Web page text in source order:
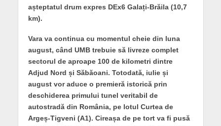
așteptatul drum expres DEx6 Galați-Brăila (10,7
km).
Vara va continua cu momentul cheie din luna
august, când UMB trebuie să livreze complet
sectorul de aproape 100 de kilometri dintre
Adjud Nord și Săbăoani. Totodată, iulie și
august vor aduce o premieră istorică prin
deschiderea primului tunel veritabil de
autostradă din România, pe lotul Curtea de
Argeș-Tigveni (A1). Cireașa de pe tort va fi pusă